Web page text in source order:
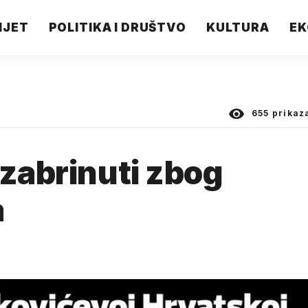
POLITIKA I DRUŠTVO KULTURA
655
zbog